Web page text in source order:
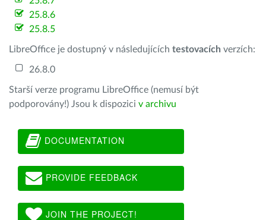
25.8.6
25.8.5
LibreOffice je dostupný v následujících testovacích verzích:
26.8.0
Starší verze programu LibreOffice (nemusí být
podporovány!) Jsou k dispozici v archivu
DOCUMENTATION
PROVIDE FEEDBACK
JOIN THE PROJECT!